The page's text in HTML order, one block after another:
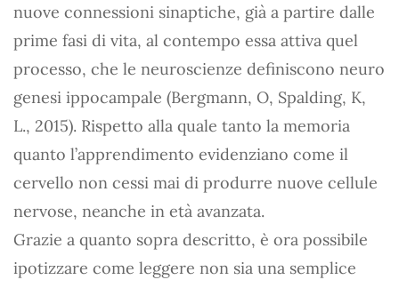
nuove connessioni sinaptiche, già a partire dalle
prime fasi di vita, al contempo essa attiva quel
processo, che le neuroscienze definiscono neuro
genesi ippocampale (Bergmann, O, Spalding, K,
L., 2015). Rispetto alla quale tanto la memoria
quanto l’apprendimento evidenziano come il
cervello non cessi mai di produrre nuove cellule
nervose, neanche in età avanzata.
Grazie a quanto sopra descritto, è ora possibile
ipotizzare come leggere non sia una semplice